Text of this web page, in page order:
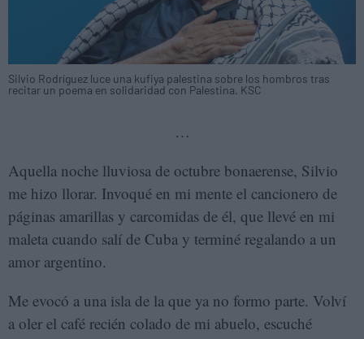
Silvio Rodríguez luce una kufiya palestina sobre los hombros tras
recitar un poema en solidaridad con Palestina. KSC
…
Aquella noche lluviosa de octubre bonaerense, Silvio
me hizo llorar. Invoqué en mi mente el cancionero de
páginas amarillas y carcomidas de él, que llevé en mi
maleta cuando salí de Cuba y terminé regalando a un
amor argentino.
Me evocó a una isla de la que ya no formo parte. Volví
a oler el café recién colado de mi abuelo, escuché